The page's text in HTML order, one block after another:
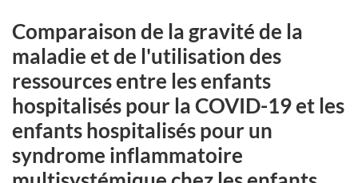
Comparaison de la gravité de la
maladie et de l'utilisation des
ressources entre les enfants
hospitalisés pour la COVID-19 et les
enfants hospitalisés pour un
syndrome inflammatoire